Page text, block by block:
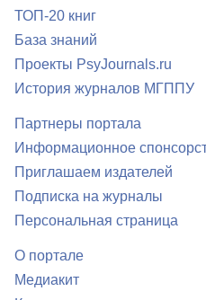
ТОП-20 книг
База знаний
Проекты PsyJournals.ru
История журналов МГППУ
Партнеры портала
Информационное
Приглашаем издателей
Подписка на журналы
Персональная страница
О портале
Медиакит